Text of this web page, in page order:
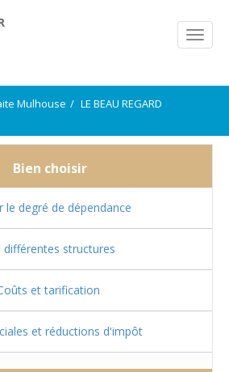
Mulhouse LE BEAU REGARD
Bien choisir
le degré de dépendance
différentes structures
et tarification
et réductions d'impôt